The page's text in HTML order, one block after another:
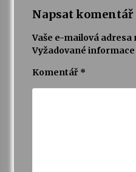
Napsat komentář
Vaše e-mailová adresa
Vyžadované
Komentář *